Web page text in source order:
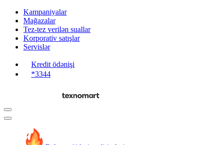
Kampaniyalar
Mağazalar
Tez-tez verilən suallar
Korporativ satışlar
Servislər
Kredit ödənişi
*3344